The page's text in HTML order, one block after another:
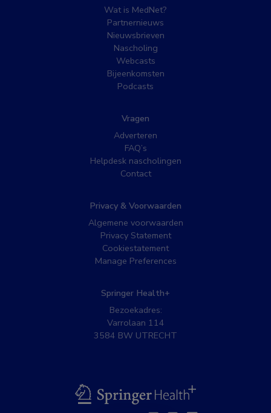
Wat is MedNet?
Partnernieuws
Nieuwsbrieven
Nascholing
Webcasts
Bijeenkomsten
Podcasts
Vragen
Adverteren
FAQ’s
Helpdesk nascholingen
Contact
Privacy & Voorwaarden
Algemene voorwaarden
Privacy Statement
Cookiestatement
Manage Preferences
Springer Health+
Bezoekadres:
Varrolaan 114
3584 BW UTRECHT
BSL